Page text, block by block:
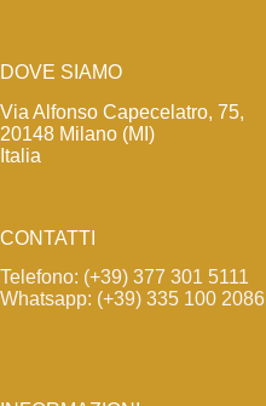
DOVE SIAMO
Via Alfonso Capecelatro, 75,
20148 Milano (MI)
Italia
CONTATTI
Telefono: (+39) 377 301 5111
Whatsapp: (+39) 335 100 2086